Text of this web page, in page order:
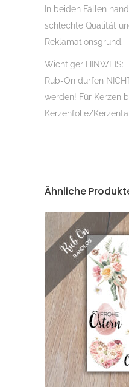
In beiden Fällen
schlechte Qualität
Reklamationsgrund.
Wichtiger HINWEIS:
Rub-On dürfen
werden! Für Kerzen
Kerzenfolie/
Ähnliche